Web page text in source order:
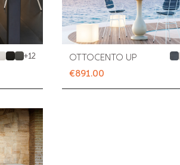
+12 OTTOCENTO UP
€891.00